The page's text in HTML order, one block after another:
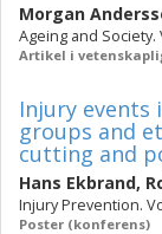
Morgan
Ageing and Society.
Artikel i
Injury events
groups and
cutting and
Hans Ekbrand,
Injury Prevention.
Poster (konferens)